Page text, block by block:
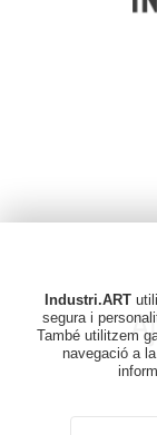
Industri.ART
segura i
També utilitzem
navegació a